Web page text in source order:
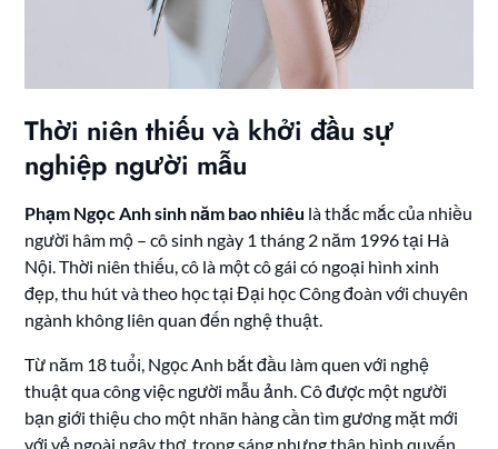
Thời niên thiếu và khởi đầu sự
nghiệp người mẫu
Phạm Ngọc Anh sinh năm bao nhiêu là thắc mắc của nhiều
người hâm mộ – cô sinh ngày 1 tháng 2 năm 1996 tại Hà
Nội. Thời niên thiếu, cô là một cô gái có ngoại hình xinh
đẹp, thu hút và theo học tại Đại học Công đoàn với chuyên
ngành không liên quan đến nghệ thuật.
Từ năm 18 tuổi, Ngọc Anh bắt đầu làm quen với nghệ
thuật qua công việc người mẫu ảnh. Cô được một người
bạn giới thiệu cho một nhãn hàng cần tìm gương mặt mới
với vẻ ngoài ngây thơ, trong sáng nhưng thân hình quyến